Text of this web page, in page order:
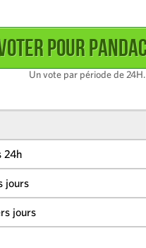
Un vote par période de 24H.
24h
jours
jours